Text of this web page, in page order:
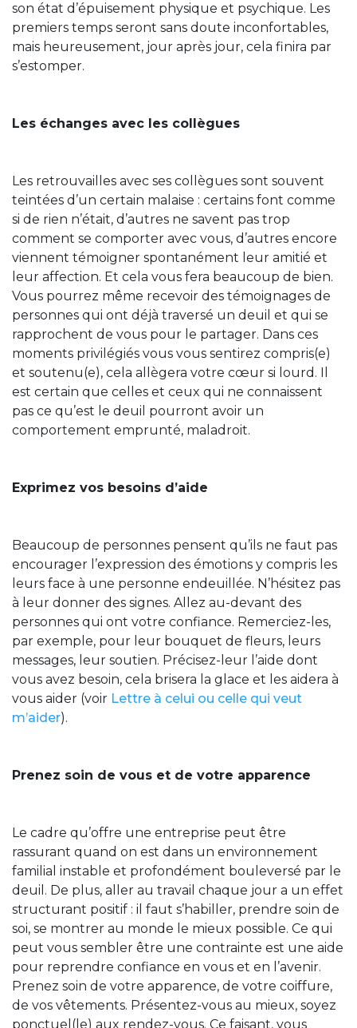
son état d’épuisement physique et psychique. Les
premiers temps seront sans doute inconfortables,
mais heureusement, jour après jour, cela finira par
s’estomper.
Les échanges avec les collègues
Les retrouvailles avec ses collègues sont souvent
teintées d’un certain malaise : certains font comme
si de rien n’était, d’autres ne savent pas trop
comment se comporter avec vous, d’autres encore
viennent témoigner spontanément leur amitié et
leur affection. Et cela vous fera beaucoup de bien.
Vous pourrez même recevoir des témoignages de
personnes qui ont déjà traversé un deuil et qui se
rapprochent de vous pour le partager. Dans ces
moments privilégiés vous vous sentirez compris(e)
et soutenu(e), cela allègera votre cœur si lourd. Il
est certain que celles et ceux qui ne connaissent
pas ce qu’est le deuil pourront avoir un
comportement emprunté, maladroit.
Exprimez vos besoins d’aide
Beaucoup de personnes pensent qu’ils ne faut pas
encourager l’expression des émotions y compris les
leurs face à une personne endeuillée. N’hésitez pas
à leur donner des signes. Allez au-devant des
personnes qui ont votre confiance. Remerciez-les,
par exemple, pour leur bouquet de fleurs, leurs
messages, leur soutien. Précisez-leur l’aide dont
vous avez besoin, cela brisera la glace et les aidera à
vous aider (voir Lettre à celui ou celle qui veut
m’aider).
Prenez soin de vous et de votre apparence
Le cadre qu’offre une entreprise peut être
rassurant quand on est dans un environnement
familial instable et profondément bouleversé par le
deuil. De plus, aller au travail chaque jour a un effet
structurant positif : il faut s’habiller, prendre soin de
soi, se montrer au monde le mieux possible. Ce qui
peut vous sembler être une contrainte est une aide
pour reprendre confiance en vous et en l’avenir.
Prenez soin de votre apparence, de votre coiffure,
de vos vêtements. Présentez-vous au mieux, soyez
ponctuel(le) aux rendez-vous. Ce faisant, vous